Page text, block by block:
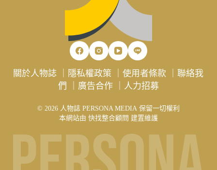
關於人物誌 隱私權政策 ｜使用者條款 ｜聯絡我
們
廣告合作｜ 人力招募
© 2026 人物誌 PERSONA MEDIA 保留一切權利
本網站由 快找整合顧問 建置維護